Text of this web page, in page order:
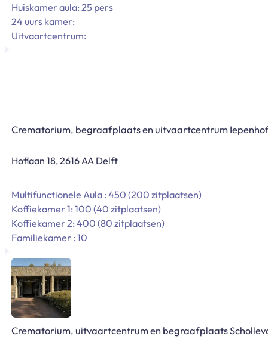
Huiskamer aula: 25 pers
24 uurs kamer:
Uitvaartcentrum:
Crematorium, begraafplaats en uitvaartcentrum
Hoflaan 18, 2616 AA Delft
Multifunctionele Aula : 450 (200 zitplaatsen)
Koffiekamer 1: 100 (40 zitplaatsen)
Koffiekamer 2: 400 (80 zitplaatsen)
Familiekamer : 10
Crematorium, uitvaartcentrum en begraafplaats